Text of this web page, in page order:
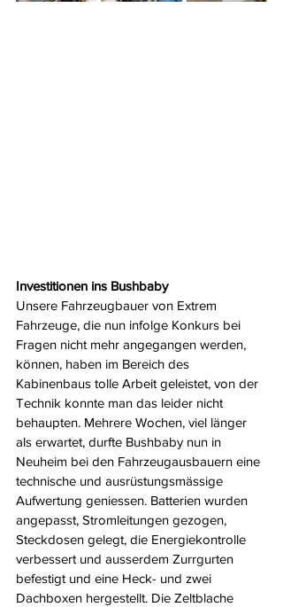
Investitionen ins Bushbaby
Unsere Fahrzeugbauer von Extrem
Fahrzeuge, die nun infolge Konkurs bei
Fragen nicht mehr angegangen werden,
können, haben im Bereich des
Kabinenbaus tolle Arbeit geleistet, von der
Technik konnte man das leider nicht
behaupten. Mehrere Wochen, viel länger
als erwartet, durfte Bushbaby nun in
Neuheim bei den Fahrzeugausbauern eine
technische und ausrüstungsmässige
Aufwertung geniessen. Batterien wurden
angepasst, Stromleitungen gezogen,
Steckdosen gelegt, die Energiekontrolle
verbessert und ausserdem Zurrgurten
befestigt und eine Heck- und zwei
Dachboxen hergestellt. Die Zeltblache